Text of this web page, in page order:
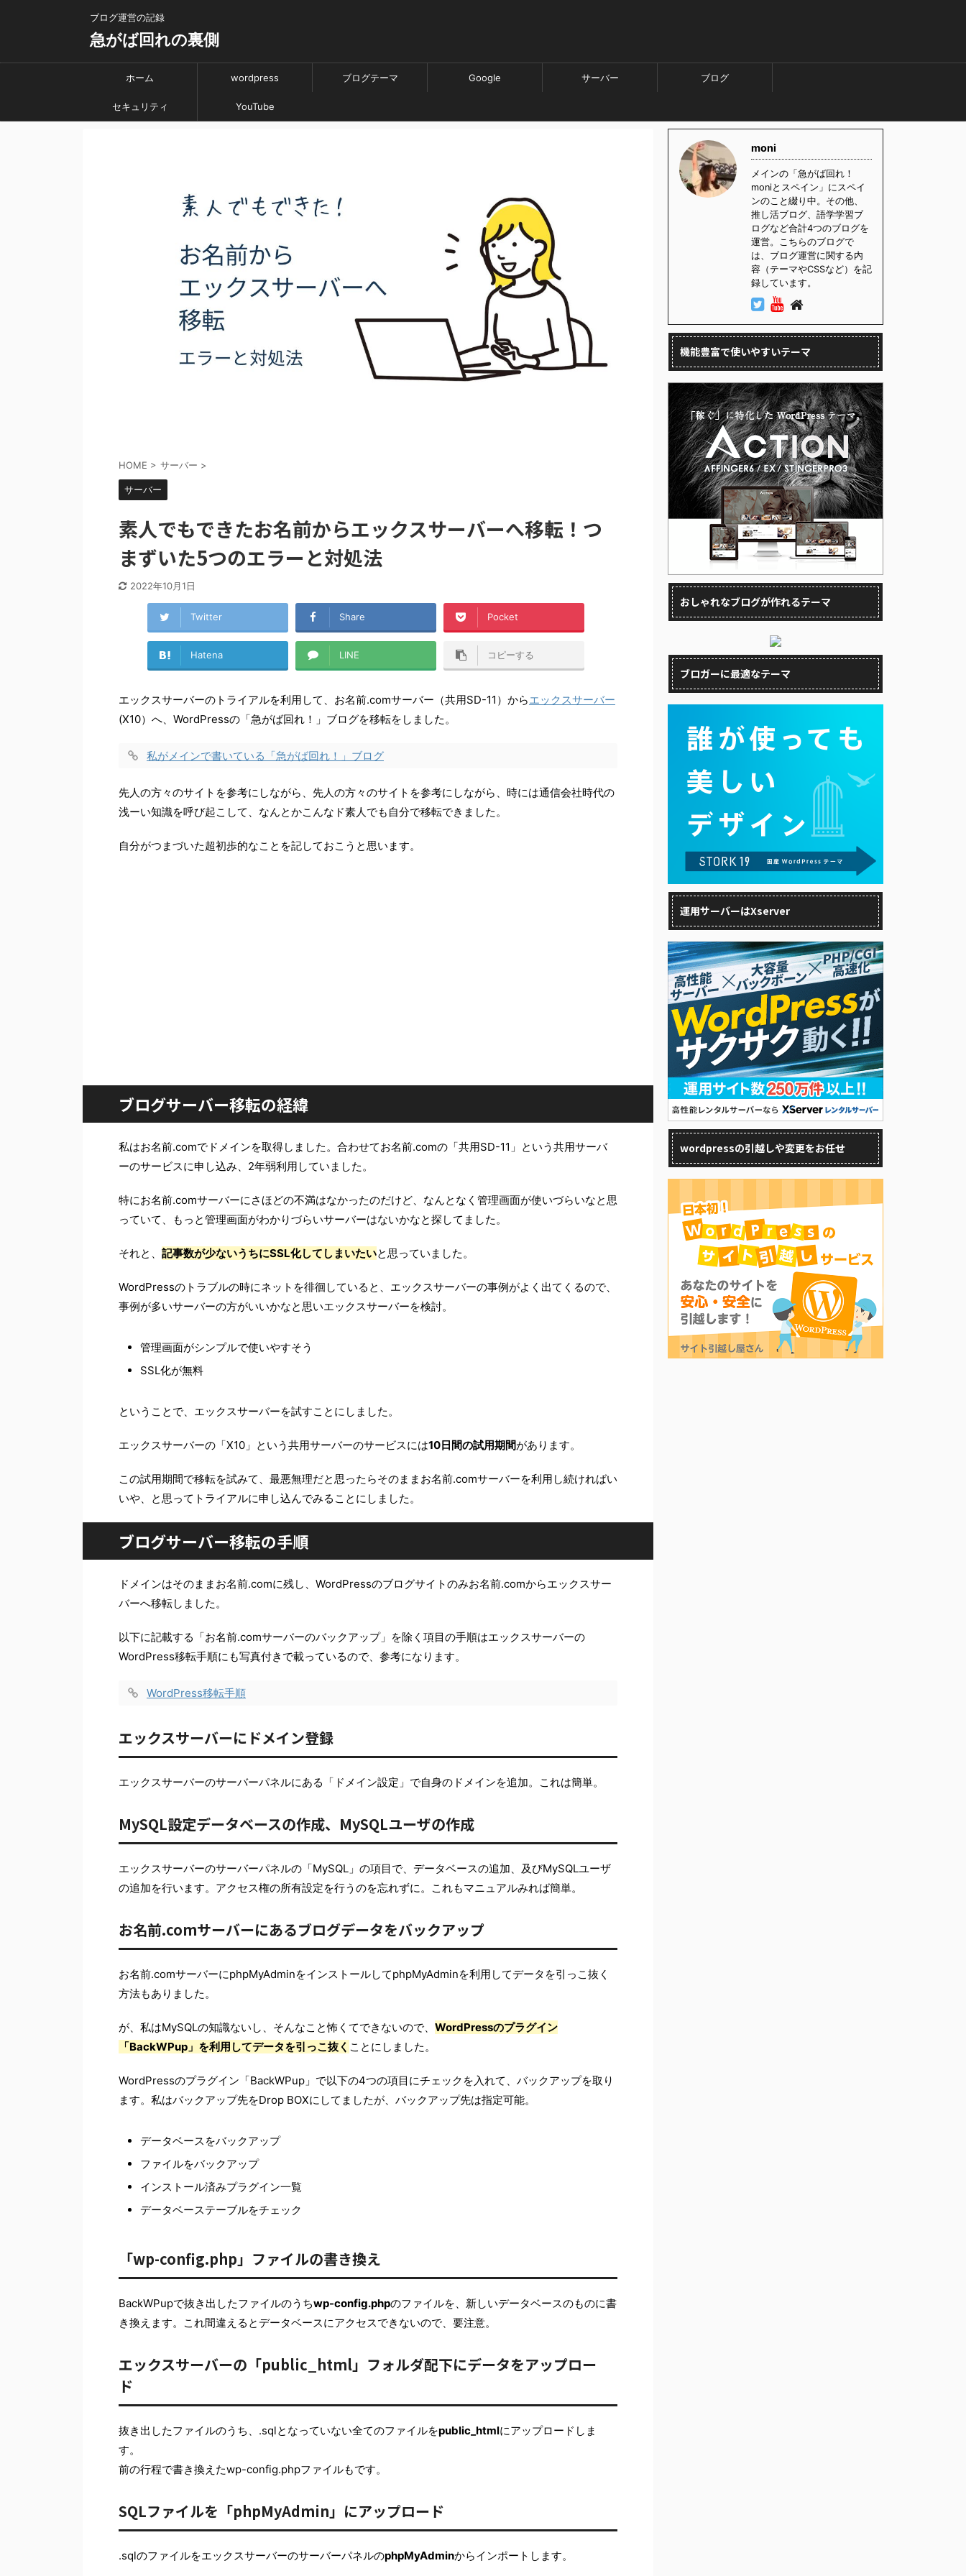
ブログ運営の記録
急がば回れの裏側
ホーム wordpress ブログテーマ Google サーバー ブログ
セキュリティ YouTube
HOME > サーバー >
サーバー
素人でもできたお名前からエックスサーバーへ移転！つ
まずいた5つのエラーと対処法
2022年10月1日
Twitter Share Pocket
Hatena LINE コピーする
エックスサーバーのトライアルを利用して、お名前.comサーバー（共用SD-11）からエックスサーバー
(X10）へ、WordPressの「急がば回れ！」ブログを移転をしました。
私がメインで書いている「急がば回れ！」ブログ
先人の方々のサイトを参考にしながら、先人の方々のサイトを参考にしながら、時には通信会社時代の
浅ーい知識を呼び起こして、なんとかこんなド素人でも自分で移転できました。
自分がつまづいた超初歩的なことを記しておこうと思います。
ブログサーバー移転の経緯
私はお名前.comでドメインを取得しました。合わせてお名前.comの「共用SD-11」という共用サーバ
ーのサービスに申し込み、2年弱利用していました。
特にお名前.comサーバーにさほどの不満はなかったのだけど、なんとなく管理画面が使いづらいなと思
っていて、もっと管理画面がわかりづらいサーバーはないかなと探してました。
それと、 記事数が少ないうちにSSL化してしまいたいと思っていました。
WordPressのトラブルの時にネットを徘徊していると、エックスサーバーの事例がよく出てくるので、
事例が多いサーバーの方がいいかなと思いエックスサーバーを検討。
管理画面がシンプルで使いやすそう
SSL化が無料
ということで、エックスサーバーを試すことにしました。
エックスサーバーの「X10」という共用サーバーのサービスには10日間の試用期間があります。
この試用期間で移転を試みて、最悪無理だと思ったらそのままお名前.comサーバーを利用し続ければい
いや、と思ってトライアルに申し込んでみることにしました。
ブログサーバー移転の手順
ドメインはそのままお名前.comに残し、WordPressのブログサイトのみお名前.comからエックスサー
バーへ移転しました。
以下に記載する「お名前.comサーバーのバックアップ」を除く項目の手順はエックスサーバーの
WordPress移転手順にも写真付きで載っているので、参考になります。
WordPress移転手順
エックスサーバーにドメイン登録
エックスサーバーのサーバーパネルにある「ドメイン設定」で自身のドメインを追加。これは簡単。
MySQL設定データベースの作成、MySQLユーザの作成
エックスサーバーのサーバーパネルの「MySQL」の項目で、データベースの追加、及びMySQLユーザ
の追加を行います。アクセス権の所有設定を行うのを忘れずに。これもマニュアルみれば簡単。
お名前.comサーバーにあるブログデータをバックアップ
お名前.comサーバーにphpMyAdminをインストールしてphpMyAdminを利用してデータを引っこ抜く
方法もありました。
が、私はMySQLの知識ないし、そんなこと怖くてできないので、 WordPressのプラグイン
「BackWPup」を利用してデータを引っこ抜く ことにしました。
WordPressのプラグイン「BackWPup」で以下の4つの項目にチェックを入れて、バックアップを取り
ます。私はバックアップ先をDrop BOXにしてましたが、バックアップ先は指定可能。
データベースをバックアップ
ファイルをバックアップ
インストール済みプラグイン一覧
データベーステーブルをチェック
「wp-config.php」ファイルの書き換え
BackWPupで抜き出したファイルのうちwp-config.phpのファイルを、新しいデータベースのものに書
き換えます。これ間違えるとデータベースにアクセスできないので、要注意。
エックスサーバーの「public_html」フォルダ配下にデータをアップロー
ド
抜き出したファイルのうち、.sqlとなっていない全てのファイルをpublic_htmlにアップロードしま
す。
前の行程で書き換えたwp-config.phpファイルもです。
SQLファイルを「phpMyAdmin」にアップロード
.sqlのファイルをエックスサーバーのサーバーパネルのphpMyAdminからインポートします。
moni
メインの「急がば回れ！
moniとスペイン」にスペイ
ンのこと綴り中。その他、
推し活ブログ、語学学習ブ
ログなど合計4つのブログを
運営。こちらのブログで
は、ブログ運営に関する内
容（テーマやCSSなど）を記
録しています。
機能豊富で使いやすいテーマ
おしゃれなブログが作れるテーマ
ブロガーに最適なテーマ
運用サーバーはXserver
wordpressの引越しや変更をお任せ